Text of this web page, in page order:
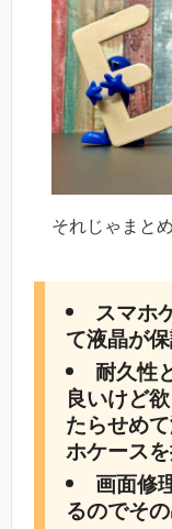
それじゃまと
スマホ
て液晶が
耐久性
良いけど
たらせめ
ホケース
画面修
るのでそ